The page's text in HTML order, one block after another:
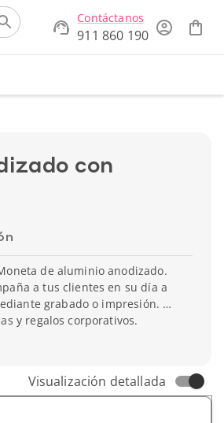
Contáctanos
911 860 190
con
de aluminio anodizado.
a tus clientes en su día a
grabado o impresión. Un
y regalos corporativos.
Visualización detallada